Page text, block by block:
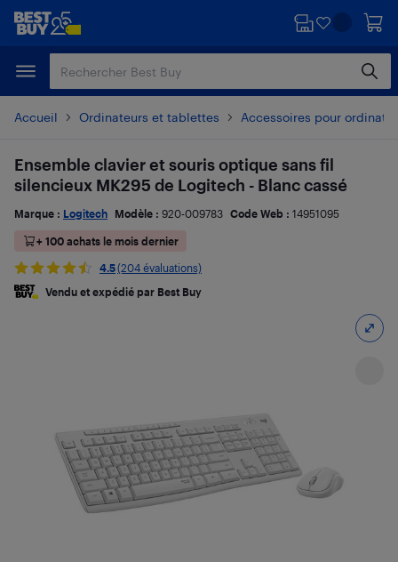
Passer
principal
Passer
Accueil Ordinateurs et tablettes Accessoires pour
Ensemble clavier et souris optique sans fil
silencieux MK295 de Logitech - Blanc cassé
Marque : Logitech Modèle : 920-009783 Code Web : 14951095
+ 100 achats le mois dernier
4.5(204 évaluations)
Vendu et expédié par Best Buy